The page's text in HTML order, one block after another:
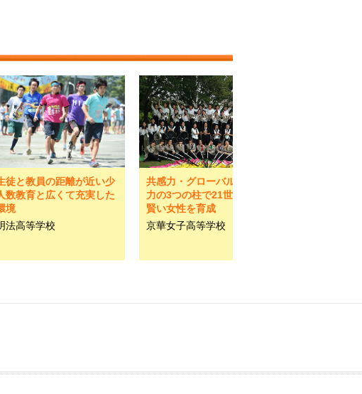
徒と教員の距離が近い少
数教育と広くて充実した
境
法高等学校
共感力・グローバル力・学
力の3つの柱で21世紀型の
賢い女性を育成
京華女子高等学校